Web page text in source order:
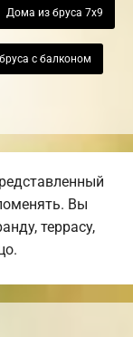
Дома из бруса 7х9
с балконом
Вы
террасу,